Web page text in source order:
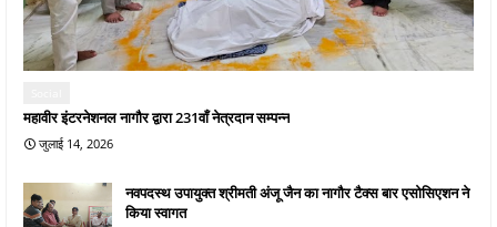
महावीर इंटरनेशनल नागौर द्वारा 231वाँ नेत्रदान सम्पन्न
जुलाई 14, 2026
नवपदस्थ उपायुक्त श्रीमती अंजू जैन का नागौर टैक्स बार एसोसिएशन ने
किया स्वागत